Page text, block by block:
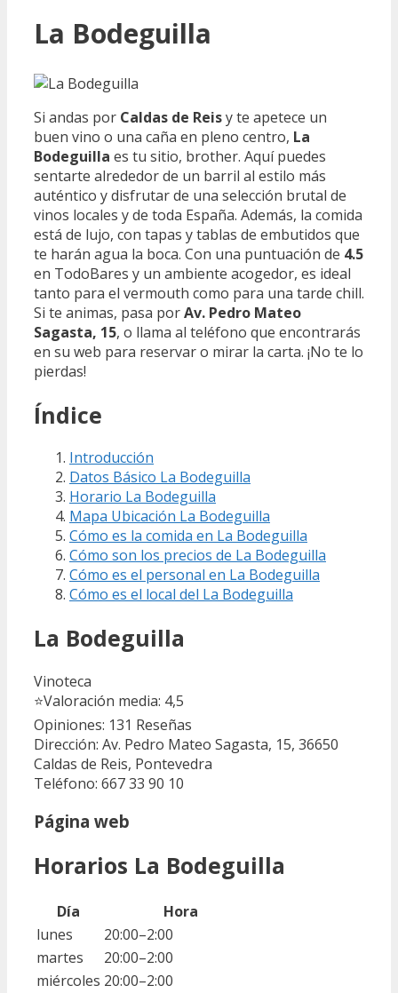
La Bodeguilla
Si andas por Caldas de Reisy te apetece un
buen vino o una caña en pleno centro, La
Bodeguilla es tu sitio, brother. Aquí puedes
sentarte alrededor de un barril al estilo más
auténtico y disfrutar de una selección brutal de
vinos locales y de toda España. Además, la comida
está de lujo, con tapas y tablas de embutidos que
te harán agua la boca. Con una puntuación de 4.5
en TodoBares y un ambiente acogedor, es ideal
tanto para el vermouth como para una tarde chill.
Si te animas, pasa porAv. Pedro Mateo
Sagasta, 15, o llama al teléfono que encontrarás
en su web para reservar o mirar la carta. ¡No te lo
pierdas!
Índice
Introducción
Datos Básico La Bodeguilla
Horario La Bodeguilla
Mapa Ubicación La Bodeguilla
Cómo es la comida en La Bodeguilla
Cómo son los precios de La Bodeguilla
Cómo es el personal en La Bodeguilla
Cómo es el local del La Bodeguilla
La Bodeguilla
Vinoteca
⭐Valoración media: 4,5
Opiniones: 131 Reseñas
Dirección: Av. Pedro Mateo Sagasta, 15, 36650
Caldas de Reis, Pontevedra
Teléfono: 667 33 90 10
Página web
Horarios La Bodeguilla
Día
Hora
lunes
20:00–2:00
martes
20:00–2:00
miércoles 20:00–2:00